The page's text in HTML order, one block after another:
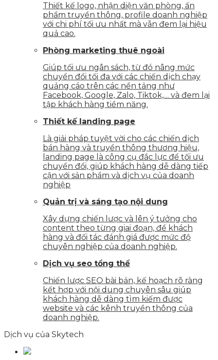
Thiết kế logo, nhận diện văn phòng, ấn
phẩm truyền thông, profile doanh nghiệp
với chi phí tối ưu nhất mà vẫn đem lại hiệu
quả cao.
Phòng marketing thuê ngoài
Giúp tối ưu ngân sách, từ đó nâng mức
chuyển đổi tối đa với các chiến dịch chạy
quảng cáo trên các nền tảng như
Facebook, Google, Zalo, Tiktok,… và đem lại
tập khách hàng tiềm năng.
Thiết kế landing page
Là giải pháp tuyệt vời cho các chiến dịch
bán hàng và truyền thông thương hiệu,
landing page là công cụ đắc lực để tối ưu
chuyển đổi, giúp khách hàng dễ dàng tiếp
cận với sản phẩm và dịch vụ của doanh
nghiệp
Quản trị và sáng tạo nội dung
Xây dựng chiến lược và lên ý tưởng cho
content theo từng giai đoạn, để khách
hàng và đối tác đánh giá được mức độ
chuyên nghiệp của doanh nghiệp.
Dịch vụ seo tổng thể
Chiến lược SEO bài bản, kế hoạch rõ ràng
kết hợp với nội dung chuyên sâu giúp
khách hàng dễ dàng tìm kiếm được
website và các kênh truyền thông của
doanh nghiệp.
Dịch vụ của Skytech